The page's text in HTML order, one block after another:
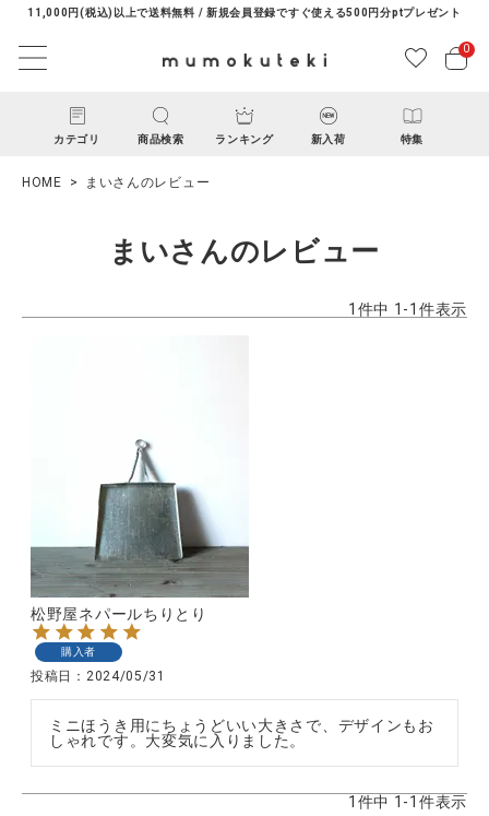
11,000円(税込)以上で送料無料 / 新規会員登録ですぐ使える500円分ptプレゼント
0
カテゴリ 商品検索 ランキング 新入荷 特集
CATEGORY
ナチュラル服
ファッション雑貨
HOME まいさんのレビュー
まいさんのレビュー
1 件中 1 -1 件表示
松野屋ネパールちりとり
購入者
投稿日 2024/05/31
ミニほうき用にちょうどいい大きさで、デザインもお
しゃれです。大変気に入りました。
1 件中 1 -1 件表示